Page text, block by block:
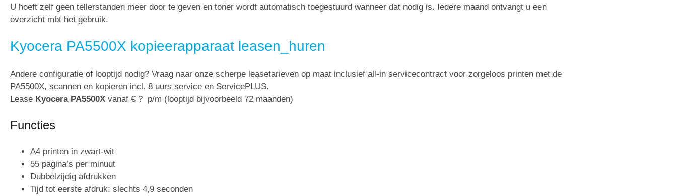
U hoeft zelf geen tellerstanden meer door te geven en toner wordt automatisch toegestuurd wanneer dat nodig is. Iedere maand ontvangt u een
overzicht mbt het gebruik.
Kyocera PA5500X kopieerapparaat leasen_huren
Andere configuratie of looptijd nodig? Vraag naar onze scherpe leasetarieven op maat inclusief all-in servicecontract voor zorgeloos printen met de
PA5500X, scannen en kopieren incl. 8 uurs service en ServicePLUS.
Lease Kyocera PA5500X vanaf € ? p/m (looptijd bijvoorbeeld 72 maanden)
Functies
A4 printen in zwart-wit
55 pagina’s per minuut
Dubbelzijdig afdrukken
Tijd tot eerste afdruk: slechts 4,9 seconden